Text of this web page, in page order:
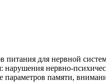
для нервной
нарушения нервно-
параметров памяти,